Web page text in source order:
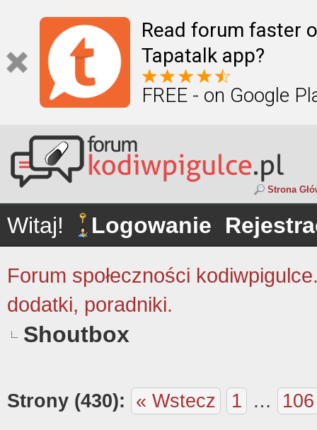
Read forum faster
Tapatalk app?
FREE - on Google
Strona
Witaj! Logowanie
Forum społeczności
dodatki, poradniki.
Shoutbox
Strony (430): « Wstecz 1 … 106